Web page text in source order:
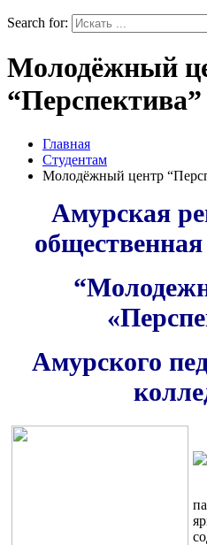
Search for:
Молодёжный
“Перспектива”
Главная
Студентам
Молодёжный центр
Амурская
Амурского